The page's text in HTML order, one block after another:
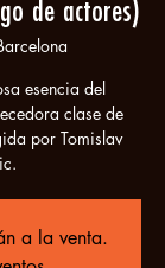
de actores)
esencia del
clase de
por Tomislav
a la venta.